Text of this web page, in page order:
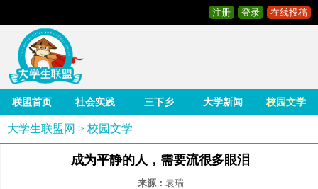
注册 登录 在线投稿
联盟首页 社会实践 三下乡 大学新闻 校园文学
大学生联盟网 > 校园文学
成为平静的人，需要流很多眼泪
来源： 袁瑞